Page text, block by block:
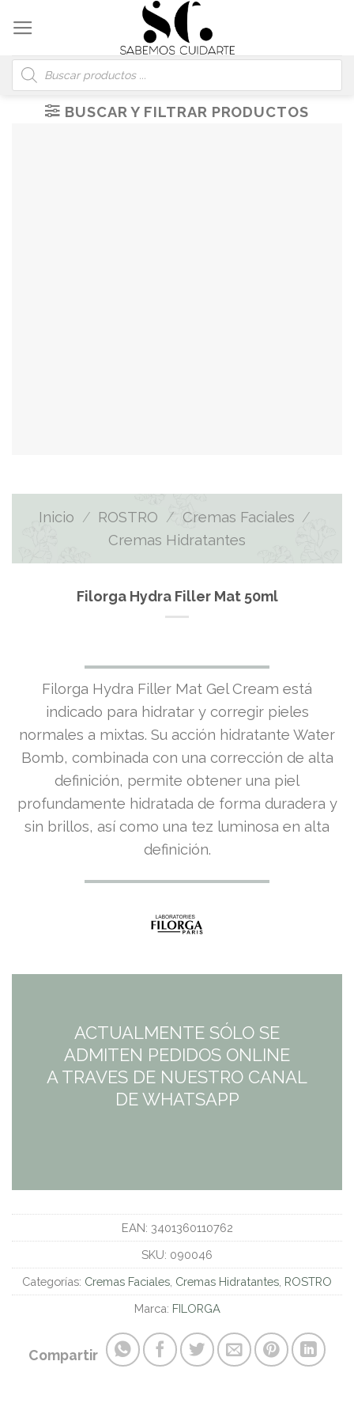
content
Búsqueda
de
productos
BUSCAR Y FILTRAR PRODUCTOS
Inicio / ROSTRO / Cremas Faciales /
Cremas Hidratantes
Filorga Hydra Filler Mat 50ml
Filorga Hydra Filler Mat Gel Cream está
indicado para hidratar y corregir pieles
normales a mixtas. Su acción hidratante Water
Bomb, combinada con una corrección de alta
definición, permite obtener una piel
profundamente hidratada de forma duradera y
sin brillos, así como una tez luminosa en alta
definición.
ACTUALMENTE SÓLO SE
ADMITEN PEDIDOS ONLINE
A TRAVES DE NUESTRO CANAL
DE WHATSAPP
EAN: 3401360110762
SKU: 090046
Categorías: Cremas Faciales Cremas Hidratantes ROSTRO
Marca: FILORGA
Compartir